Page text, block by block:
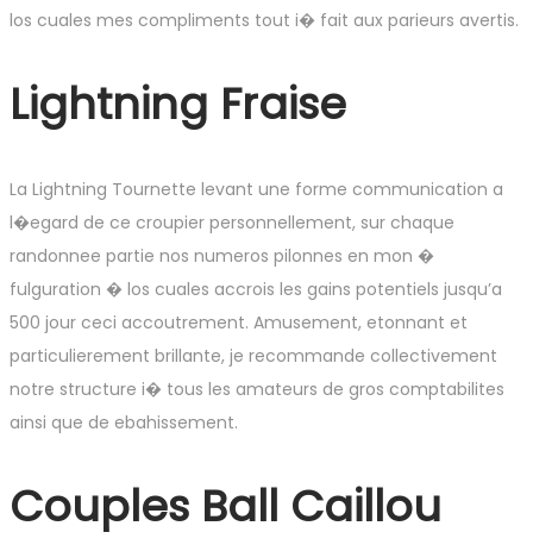
los cuales mes compliments tout i� fait aux parieurs avertis.
Lightning Fraise
La Lightning Tournette levant une forme communication a
l�egard de ce croupier personnellement, sur chaque
randonnee partie nos numeros pilonnes en mon �
fulguration � los cuales accrois les gains potentiels jusqu’a
500 jour ceci accoutrement. Amusement, etonnant et
particulierement brillante, je recommande collectivement
notre structure i� tous les amateurs de gros comptabilites
ainsi que de ebahissement.
Couples Ball Caillou